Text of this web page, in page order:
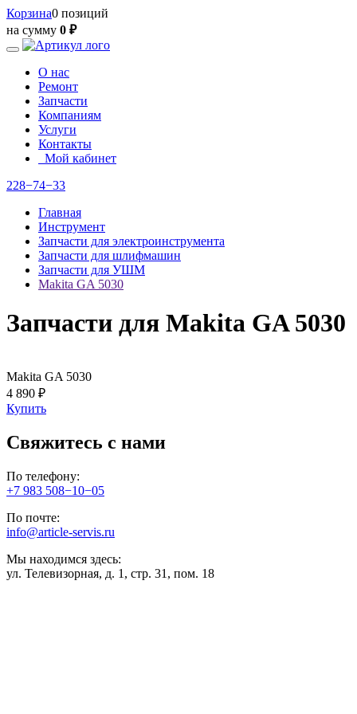
Корзина0 позиций
на сумму 0 ₽
О нас
Ремонт
Запчасти
Компаниям
Услуги
Контакты
Мой кабинет
228−74−33
Главная
Инструмент
Запчасти для электроинструмента
Запчасти для шлифмашин
Запчасти для УШМ
Makita GA 5030
Запчасти для Makita GA 5030
Makita GA 5030
4 890 ₽
Купить
Свяжитесь с нами
По телефону:
+7 983 508−10−05
По почте:
info@article-servis.ru
Мы находимся здесь:
ул. Телевизорная, д. 1, стр. 31, пом. 18